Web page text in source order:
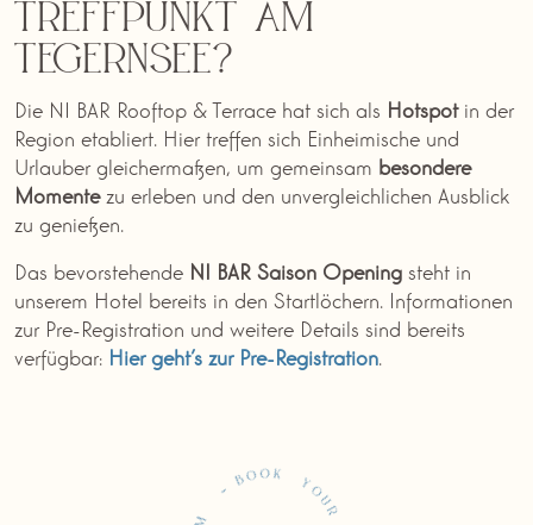
Treffpunkt am
Tegernsee?
Die NI BAR Rooftop & Terrace hat sich als Hotspotin der
Region etabliert. Hier treffen sich Einheimische und
Urlauber gleichermaßen, um gemeinsam besondere
Momentezu erleben und den unvergleichlichen Ausblick
zu genießen.
Das bevorstehende NI BAR Saison Opening steht in
unserem Hotel bereits in den Startlöchern. Informationen
zur Pre-Registration und weitere Details sind bereits
verfügbar: Hier geht’s zur Pre-Registration.